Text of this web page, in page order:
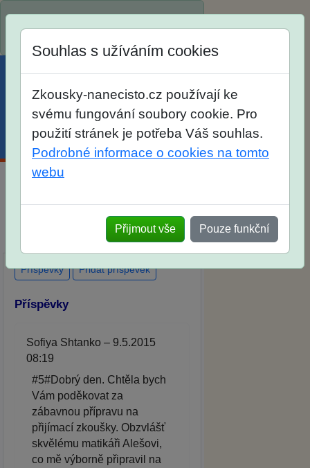
Menu Účet Košík
na SŠ? Vaše ohlasy po skutečných
přijímacích zkouškách
Souhlas s užíváním cookies
Zkousky-nanecisto.cz používají ke
svému fungování soubory cookie. Pro
použití stránek je potřeba Váš souhlas.
Podrobné informace o cookies na tomto
webu
Přijmout vše Pouze funkční
Příspěvky Přidat příspěvek
Příspěvky
Sofiya Shtanko – 9.5.2015
08:19
#5#Dobrý den. Chtěla bych
Vám poděkovat za
zábavnou přípravu na
přijímací zkoušky. Obzvlášť
skvělému matikáři Alešovi,
co mě výborně připravil na